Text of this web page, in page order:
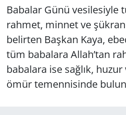
Babalar Günü vesilesiyle
rahmet, minnet ve
belirten Başkan Kaya,
tüm babalara Allah’tan
babalara ise sağlık,
ömür temennisinde